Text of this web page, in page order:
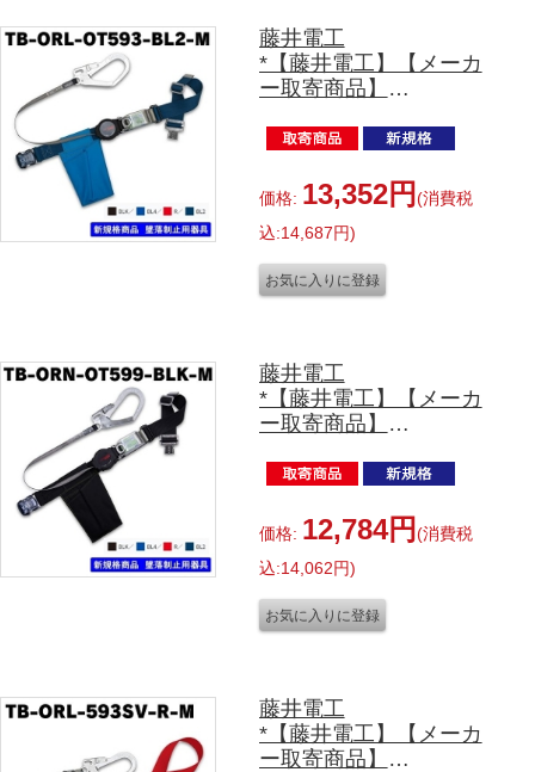
藤井電工
*【藤井電工】【メーカ
ー取寄商品】
TB-ORL-OT593-BL2-
写真のﾍﾞﾙﾄｶﾗｰは紺色で
す。
Sサイズ（ﾍﾞﾙﾄ長1100
㎜）
Lサイズ（ﾍﾞﾙﾄ長1400
ﾙﾄ長1600㎜）がござい
ます。
価格: 13,352円 (消費税
込:14,687円)
藤井電工
*【藤井電工】【メーカ
ー取寄商品】
TB-ORN-OT599-BLK-M-
写真のﾍﾞﾙﾄｶﾗｰはﾌﾞﾗｯｸで
す。
Sサイズ（ﾍﾞﾙﾄ長1100
㎜）
Lサイズ（ﾍﾞﾙﾄ長1400
ﾙﾄ長1600㎜）がござい
ます。
価格: 12,784円 (消費税
込:14,062円)
藤井電工
*【藤井電工】【メーカ
ー取寄商品】